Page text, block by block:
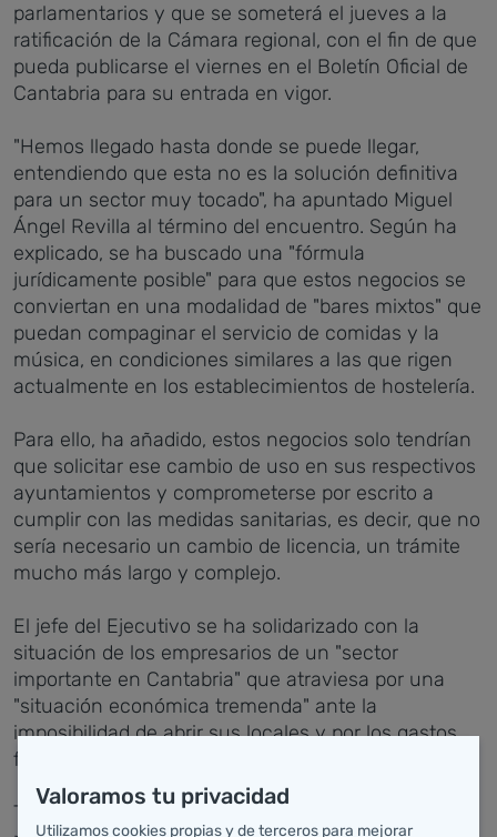
parlamentarios y que se someterá el jueves a la
ratificación de la Cámara regional, con el fin de que
pueda publicarse el viernes en el Boletín Oficial de
Cantabria para su entrada en vigor.
"Hemos llegado hasta donde se puede llegar,
entendiendo que esta no es la solución definitiva
para un sector muy tocado", ha apuntado Miguel
Ángel Revilla al término del encuentro. Según ha
explicado, se ha buscado una "fórmula
jurídicamente posible" para que estos negocios se
conviertan en una modalidad de "bares mixtos" que
puedan compaginar el servicio de comidas y la
música, en condiciones similares a las que rigen
actualmente en los establecimientos de hostelería.
Para ello, ha añadido, estos negocios solo tendrían
que solicitar ese cambio de uso en sus respectivos
ayuntamientos y comprometerse por escrito a
cumplir con las medidas sanitarias, es decir, que no
sería necesario un cambio de licencia, un trámite
mucho más largo y complejo.
El jefe del Ejecutivo se ha solidarizado con la
situación de los empresarios de un "sector
importante en Cantabria" que atraviesa por una
"situación económica tremenda" ante la
imposibilidad de abrir sus locales y por los gastos
fijos que siguen teniendo que soportar.
Tras recordar que las medidas en tiempos de
Valoramos tu privacidad
Utilizamos cookies propias y de terceros para mejorar